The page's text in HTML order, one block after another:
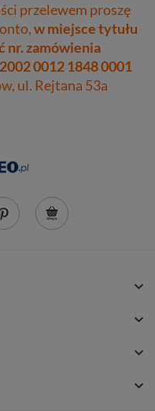
przelewem proszę
w miejsce tytułu
nr. zamówienia
0012 1848 0001
ul. Rejtana 53a